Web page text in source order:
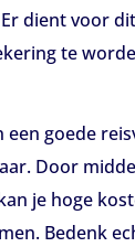
dient voor
te
een goede
Door
je hoge
Bedenk